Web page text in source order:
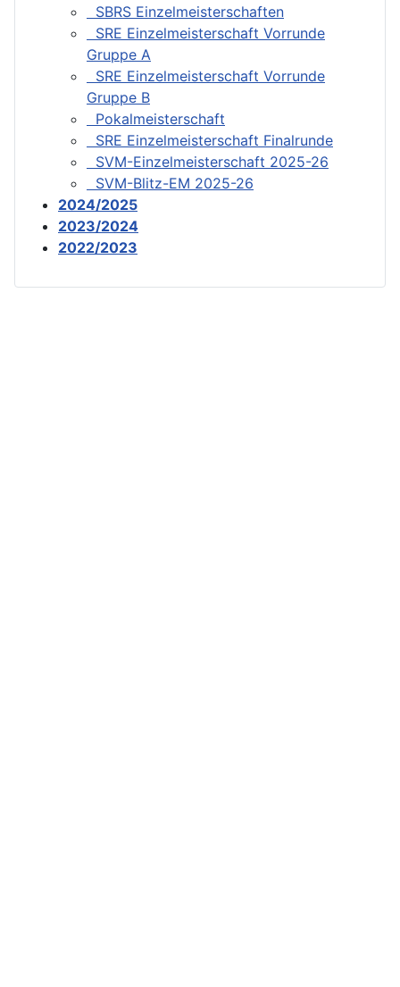
SBRS Einzelmeisterschaften
SRE Einzelmeisterschaft Vorrunde
Gruppe A
SRE Einzelmeisterschaft Vorrunde
Gruppe B
Pokalmeisterschaft
SRE Einzelmeisterschaft Finalrunde
SVM-Einzelmeisterschaft 2025-26
SVM-Blitz-EM 2025-26
2024/2025
2023/2024
2022/2023